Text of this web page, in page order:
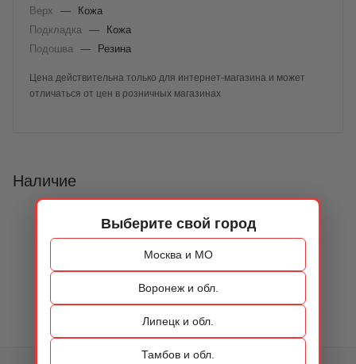
Выберите свой город
Москва и МО
Воронеж и обл.
Липецк и обл.
Тамбов и обл.
Верх
—
Кожа
Подкладка
—
Кожа
Подошва
— Резина
Цена действительна только для интернет-магазина и может
отличаться от цен в розничных магазинах
Наличие